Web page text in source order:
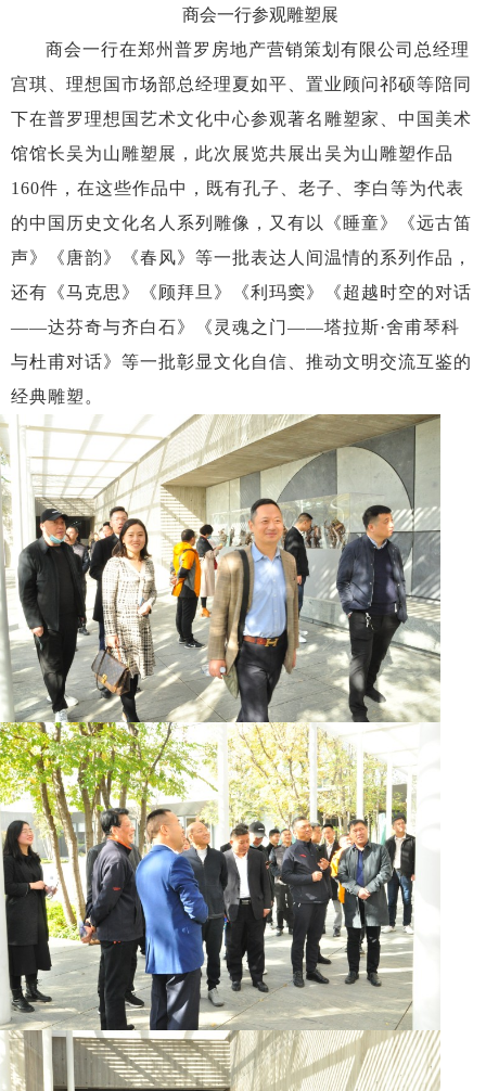
商会一行参观雕塑展
商会一行在郑州普罗房地产营销策划有限公司总经理
宫琪、理想国市场部总经理夏如平、置业顾问祁硕等陪同
下在普罗理想国艺术文化中心参观著名雕塑家、中国美术
馆馆长吴为山雕塑展，此次展览共展出吴为山雕塑作品
160件，在这些作品中，既有孔子、老子、李白等为代表
的中国历史文化名人系列雕像，又有以《睡童》《远古笛
声》《唐韵》《春风》等一批表达人间温情的系列作品，
还有《马克思》《顾拜旦》《利玛窦》《超越时空的对话
——达芬奇与齐白石》《灵魂之门——塔拉斯·舍甫琴科
与杜甫对话》等一批彰显文化自信、推动文明交流互鉴的
经典雕塑。